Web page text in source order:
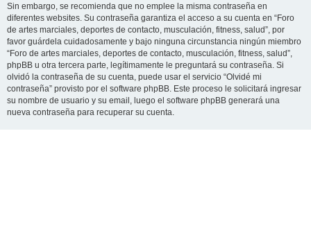
Sin embargo, se recomienda que no emplee la misma contraseña en
diferentes websites. Su contraseña garantiza el acceso a su cuenta en “Foro
de artes marciales, deportes de contacto, musculación, fitness, salud”, por
favor guárdela cuidadosamente y bajo ninguna circunstancia ningún miembro
“Foro de artes marciales, deportes de contacto, musculación, fitness, salud”,
phpBB u otra tercera parte, legítimamente le preguntará su contraseña. Si
olvidó la contraseña de su cuenta, puede usar el servicio “Olvidé mi
contraseña” provisto por el software phpBB. Este proceso le solicitará ingresar
su nombre de usuario y su email, luego el software phpBB generará una
nueva contraseña para recuperar su cuenta.